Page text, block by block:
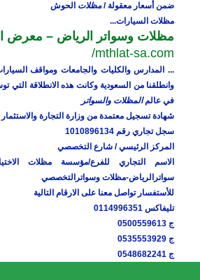
ضمن أسعار معقولة /مظلات الحوش
مظلات السيارات...
مظلات وسواتر الرياض – معرض
mthlat-sa.com/
... المدارس والكليات والجامعات ومواقف
وانطلقنا من السعودية وكانت هذه الانطلاقة التي
في عالمالمظلات والسواتر
شهادة تسجيل معتمدة من وزارة التجارة والاستثمار
سجل تجاري رقم 1010896134
المركز الرئيسي / شارع التخصصي
الاسم التجاري للفرع/مؤسسة مظلات
سواترالرياض-مظلات وسواترالتخصصي
للأستفسار تواصل معنا على الارقام التالية
تليفاكس 0114996351
ج 0500559613
ج 0535553929
ج 0548682241